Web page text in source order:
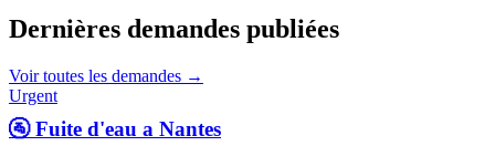
Dernières demandes publiées
Voir toutes les demandes →
Urgent
🚰 Fuite d'eau a Nantes